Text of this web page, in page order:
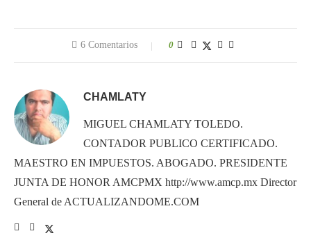
6 Comentarios 0
CHAMLATY
MIGUEL CHAMLATY TOLEDO.
CONTADOR PUBLICO CERTIFICADO.
MAESTRO EN IMPUESTOS. ABOGADO. PRESIDENTE
JUNTA DE HONOR AMCPMX http://www.amcp.mx Director
General de ACTUALIZANDOME.COM